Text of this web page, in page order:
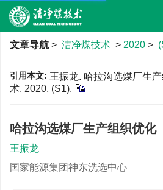
文章导航 > 洁净煤技术 > 2020 >
引用本文: 王振龙. 哈拉沟选煤厂生
术, 2020, (S1).
哈拉沟选煤厂生产组织优化
王振龙
国家能源集团神东洗选中心